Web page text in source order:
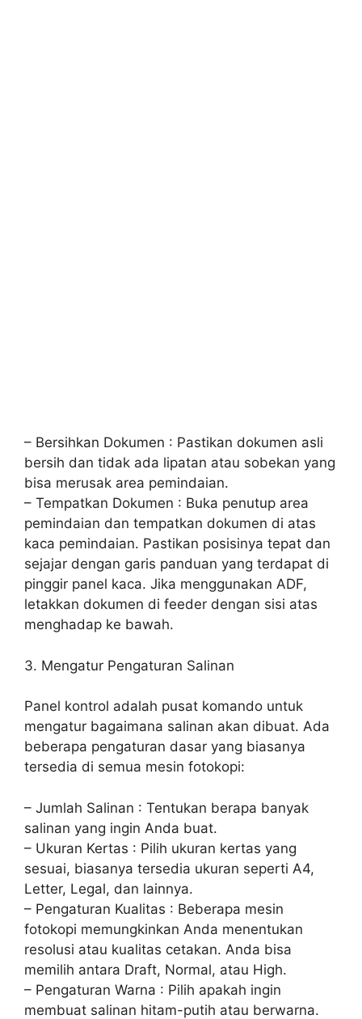
– Bersihkan Dokumen : Pastikan dokumen asli
bersih dan tidak ada lipatan atau sobekan yang
bisa merusak area pemindaian.
– Tempatkan Dokumen : Buka penutup area
pemindaian dan tempatkan dokumen di atas
kaca pemindaian. Pastikan posisinya tepat dan
sejajar dengan garis panduan yang terdapat di
pinggir panel kaca. Jika menggunakan ADF,
letakkan dokumen di feeder dengan sisi atas
menghadap ke bawah.
3. Mengatur Pengaturan Salinan
Panel kontrol adalah pusat komando untuk
mengatur bagaimana salinan akan dibuat. Ada
beberapa pengaturan dasar yang biasanya
tersedia di semua mesin fotokopi:
– Jumlah Salinan : Tentukan berapa banyak
salinan yang ingin Anda buat.
– Ukuran Kertas : Pilih ukuran kertas yang
sesuai, biasanya tersedia ukuran seperti A4,
Letter, Legal, dan lainnya.
– Pengaturan Kualitas : Beberapa mesin
fotokopi memungkinkan Anda menentukan
resolusi atau kualitas cetakan. Anda bisa
memilih antara Draft, Normal, atau High.
– Pengaturan Warna : Pilih apakah ingin
membuat salinan hitam-putih atau berwarna.